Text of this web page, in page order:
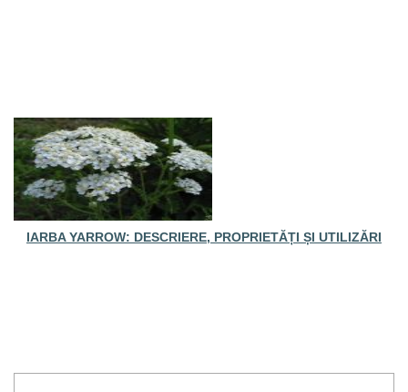
IARBA YARROW: DESCRIERE, PROPRIETĂȚI ȘI UTILIZĂRI